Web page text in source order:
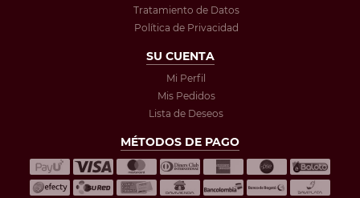
Tratamiento de Datos
Política de Privacidad
SU CUENTA
Mi Perfil
Mis Pedidos
Lista de Deseos
MÉTODOS DE PAGO